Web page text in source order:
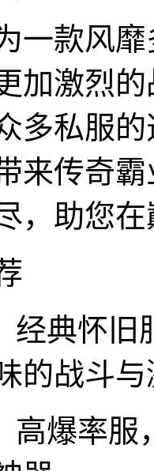
一款风
加激烈
多私服
来传奇
，助您
经典怀
的战斗
高爆率